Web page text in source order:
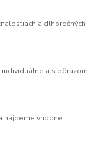
a dlhoročných
a s dôrazom
nájdeme vhodné